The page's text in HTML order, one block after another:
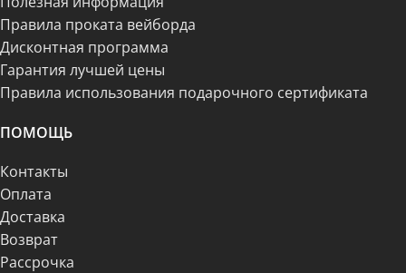
Правила проката вейборда
Дисконтная программа
Гарантия лучшей цены
Правила использования подарочного сертификата
ПОМОЩЬ
Контакты
Оплата
Доставка
Возврат
Рассрочка